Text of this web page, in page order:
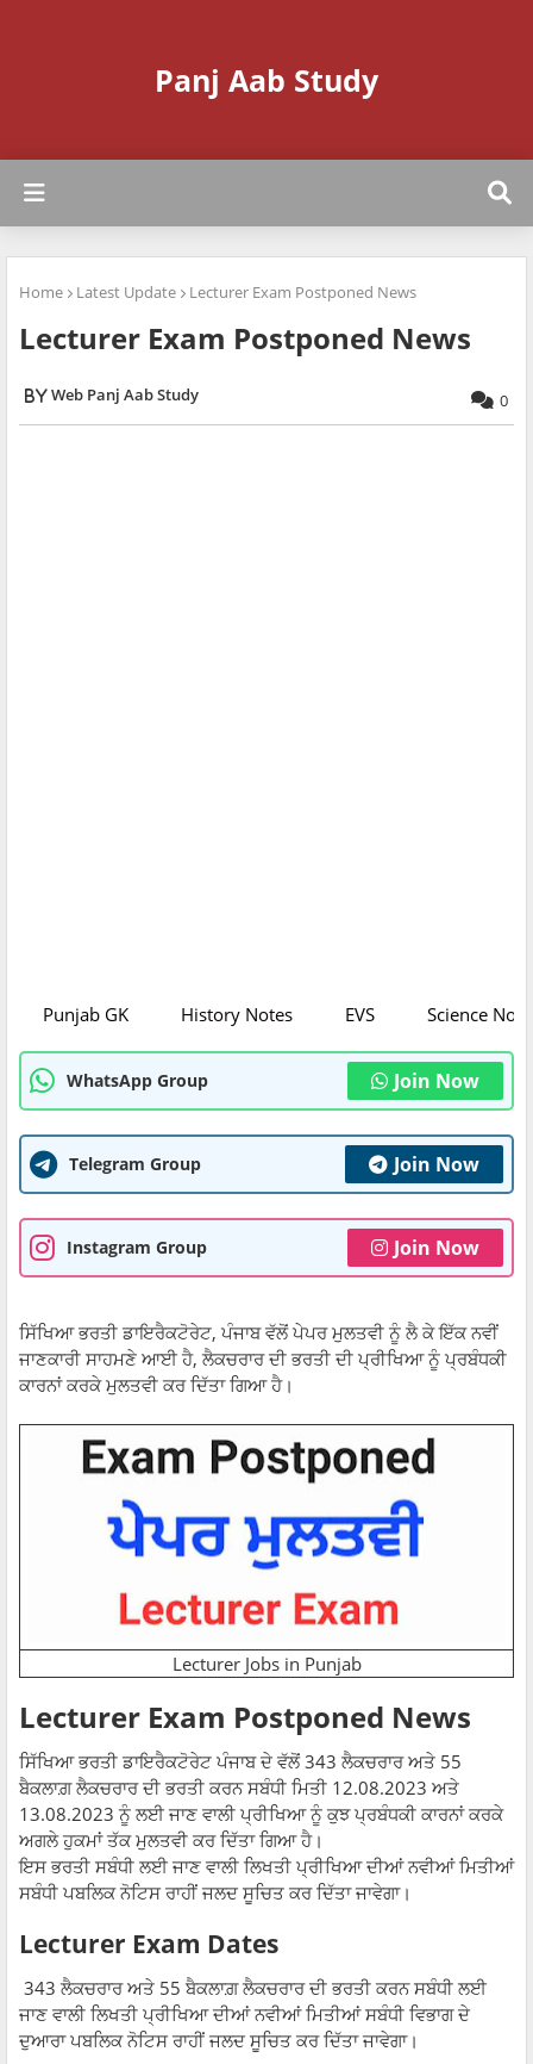
Panj Aab Study
Home Latest Update Lecturer Exam Postponed News
Lecturer Exam Postponed News
Web Panj Aab Study 0
Punjab GK History Notes EVS Science
WhatsApp Group Join Now
Telegram Group Join Now
Instagram Group Join Now
ਸਿੱਖਿਆ ਭਰਤੀ ਡਾਇਰੈਕਟੋਰੇਟ, ਪੰਜਾਬ ਵੱਲੋਂ ਪੇਪਰ ਮੁਲਤਵੀ ਨੂੰ ਲੈ ਕੇ ਇੱਕ ਨਵੀਂ
ਜਾਣਕਾਰੀ ਸਾਹਮਣੇ ਆਈ ਹੈ, ਲੈਕਚਰਾਰ ਦੀ ਭਰਤੀ ਦੀ ਪ੍ਰੀਖਿਆ ਨੂੰ ਪ੍ਰਬੰਧਕੀ
ਕਾਰਨਾਂ ਕਰਕੇ ਮੁਲਤਵੀ ਕਰ ਦਿੱਤਾ ਗਿਆ ਹੈ।
Lecturer Jobs in Punjab
Lecturer Exam Postponed News
ਸਿੱਖਿਆ ਭਰਤੀ ਡਾਇਰੈਕਟੋਰੇਟ ਪੰਜਾਬ ਦੇ ਵੱਲੋਂ 343 ਲੈਕਚਰਾਰ ਅਤੇ 55
ਬੈਕਲਾਗ਼ ਲੈਕਚਰਾਰ ਦੀ ਭਰਤੀ ਕਰਨ ਸਬੰਧੀ ਮਿਤੀ 12.08.2023 ਅਤੇ
13.08.2023 ਨੂੰ ਲਈ ਜਾਣ ਵਾਲੀ ਪ੍ਰੀਖਿਆ ਨੂੰ ਕੁਝ ਪ੍ਰਬੰਧਕੀ ਕਾਰਨਾਂ ਕਰਕੇ
ਅਗਲੇ ਹੁਕਮਾਂ ਤੱਕ ਮੁਲਤਵੀ ਕਰ ਦਿੱਤਾ ਗਿਆ ਹੈ।
ਇਸ ਭਰਤੀ ਸਬੰਧੀ ਲਈ ਜਾਣ ਵਾਲੀ ਲਿਖਤੀ ਪ੍ਰੀਖਿਆ ਦੀਆਂ ਨਵੀਆਂ ਮਿਤੀਆਂ
ਸਬੰਧੀ ਪਬਲਿਕ ਨੋਟਿਸ ਰਾਹੀਂ ਜਲਦ ਸੂਚਿਤ ਕਰ ਦਿੱਤਾ ਜਾਵੇਗਾ।
Lecturer Exam Dates
343 ਲੈਕਚਰਾਰ ਅਤੇ 55 ਬੈਕਲਾਗ਼ ਲੈਕਚਰਾਰ ਦੀ ਭਰਤੀ ਕਰਨ ਸਬੰਧੀ ਲਈ
ਜਾਣ ਵਾਲੀ ਲਿਖਤੀ ਪ੍ਰੀਖਿਆ ਦੀਆਂ ਨਵੀਆਂ ਮਿਤੀਆਂ ਸਬੰਧੀ ਵਿਭਾਗ ਦੇ
ਦੁਆਰਾ ਪਬਲਿਕ ਨੋਟਿਸ ਰਾਹੀਂ ਜਲਦ ਸੂਚਿਤ ਕਰ ਦਿੱਤਾ ਜਾਵੇਗਾ।